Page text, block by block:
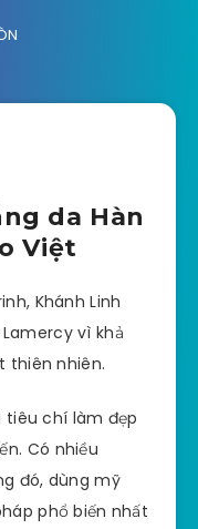
da Hàn
Việt
Khánh Linh
vì khả
thiên nhiên.
tiêu chí làm đẹp
Có nhiều
đó, dùng mỹ
phổ biến nhất